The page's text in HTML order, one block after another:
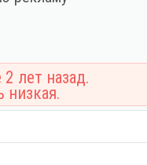
лет назад.
низкая.